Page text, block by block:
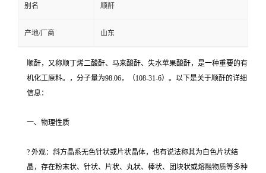
别名 顺酐
产地/厂商 山东
顺酐，又称顺丁烯二酸酐、马来酸酐、失水苹果酸酐，是一种重要的有
机化工原料。，分子量为98.06，（108-31-6）。以下是关于顺酐的详细
信息：
一、物理性质
? 外观：斜方晶系无色针状或片状晶体，也有说法称其为白色片状结
晶，存在粉末状、针状、片状、丸状、棒状、团块状或熔融物质等多种